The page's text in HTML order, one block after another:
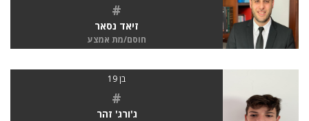
#
זיאד נסאר
חוסם/מת אמצע
בן 19
#
ג'ורג' זהר